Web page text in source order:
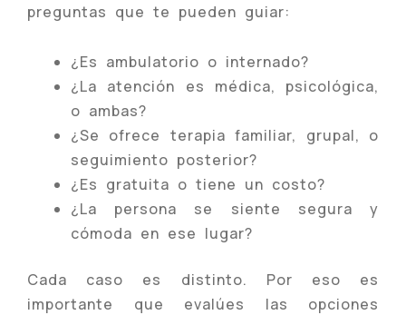
preguntas que te pueden guiar:
¿Es ambulatorio o internado?
¿La atención es médica, psicológica,
o ambas?
¿Se ofrece terapia familiar, grupal, o
seguimiento posterior?
¿Es gratuita o tiene un costo?
¿La persona se siente segura y
cómoda en ese lugar?
Cada caso es distinto. Por eso es
importante que evalúes las opciones